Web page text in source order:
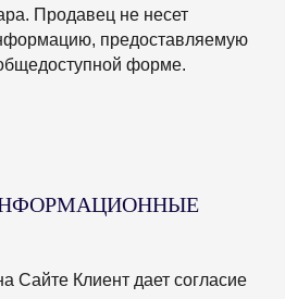
Продавец не несет
предоставляемую
форме.
Сайте Клиент дает согласие